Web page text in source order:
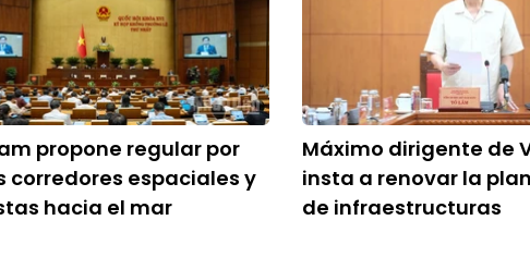
propone regular por
corredores espaciales y
hacia el mar
Máximo dirigente de
insta a renovar la
de infraestructuras